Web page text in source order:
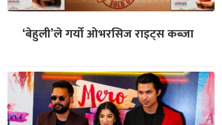
‘बेहुली’ले गर्यो ओभरसिज राइट्स कब्जा